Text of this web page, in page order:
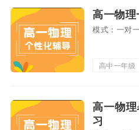
高一物
模式：一对一
高中一年级
高一物
习